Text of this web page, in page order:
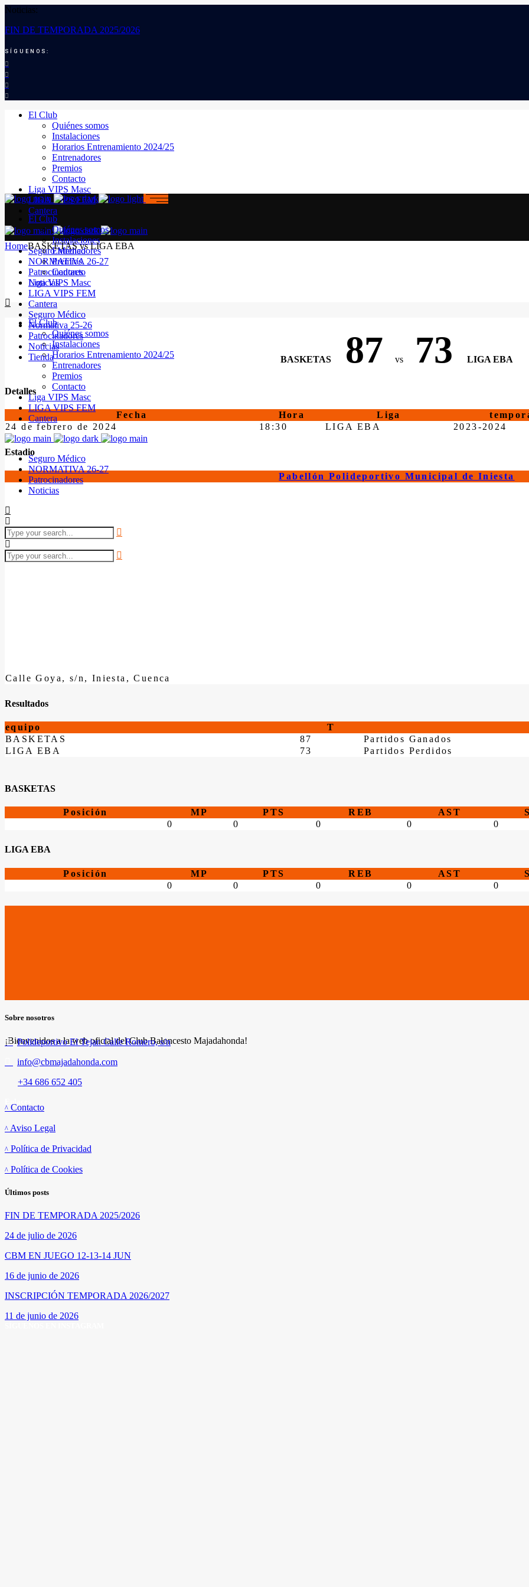
Noticias:
FIN DE TEMPORADA 2025/2026
SÍGUENOS:
El Club
Quiénes somos
Instalaciones
Horarios Entrenamiento 2024/25
Entrenadores
Premios
Contacto
Liga VIPS Masc
LIGA VIPS FEM
Cantera
Seguro Médico
NORMATIVA 26-27
Patrocinadores
Noticias
El Club
Quiénes somos
Instalaciones
Horarios Entrenamiento 2024/25
Entrenadores
Premios
Contacto
Liga VIPS Masc
LIGA VIPS FEM
Cantera
Seguro Médico
NORMATIVA 26-27
Patrocinadores
Noticias
El Club
Quiénes somos
Instalaciones
Entrenadores
Premios
Contacto
Liga VIPS Masc
LIGA VIPS FEM
Cantera
Seguro Médico
Normativa 25-26
Patrocinadores
Noticias
Tienda
HomeBASKETAS vs LIGA EBA
BASKETAS 87 vs 73 LIGA EBA
Detalles
Fecha Hora Liga
24 de febrero de 2024
18:30 LIGA EBA 2023-2024
Estadio
Pabellón Polideportivo Municipal de Iniesta
Calle Goya, s/n, Iniesta, Cuenca
Resultados
equipo T
BASKETAS
87
Partidos Ganados
LIGA EBA
73 Partidos Perdidos
BASKETAS
Posición MP PTS REB AST
0
0 0 0 0
LIGA EBA
Posición MP PTS REB AST
0
0 0 0 0
Sobre nosotros
¡Bienvenidos a la web oficial del Club Baloncesto Majadahonda!
Polideportivo El Tejar. Calle Romero, s/n
info@cbmajadahonda.com
+34 686 652 405
Contacto
Aviso Legal
Política de Privacidad
Política de Cookies
Últimos posts
FIN DE TEMPORADA 2025/2026
24 de julio de 2026
CBM EN JUEGO 12-13-14 JUN
16 de junio de 2026
INSCRIPCIÓN TEMPORADA 2026/2027
11 de junio de 2026